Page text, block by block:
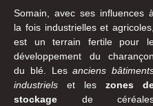
Somain, avec ses influences à
la fois industrielles et agricoles,
est un terrain fertile pour
développement du charançon
du blé. Lesanciens
industriels et les zones
stockage de